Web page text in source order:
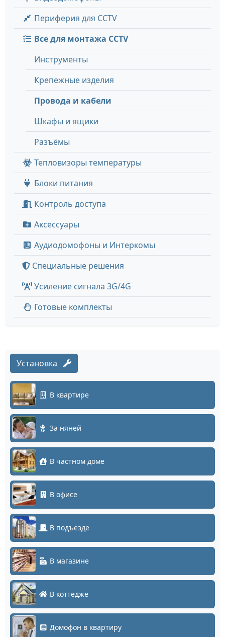
Периферия для CCTV
Все для монтажа CCTV
Инструменты
Крепежные изделия
Провода и кабели
Шкафы и ящики
Разъёмы
Тепловизоры температуры
Блоки питания
Контроль доступа
Аксессуары
Аудиодомофоны и Интеркомы
Специальные решения
Усиление сигнала 3G/4G
Готовые комплекты
Установка
В квартире
За няней
В частном доме
В офисе
В подъезде
В магазине
В коттедже
Домофон в квартиру